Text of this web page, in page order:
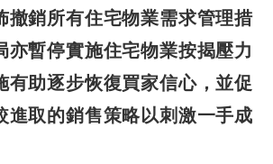
撤銷所有住宅物業需求管理措
亦暫停實施住宅物業按揭壓力
有助逐步恢復買家信心，並促
進取的銷售策略以刺激一手成